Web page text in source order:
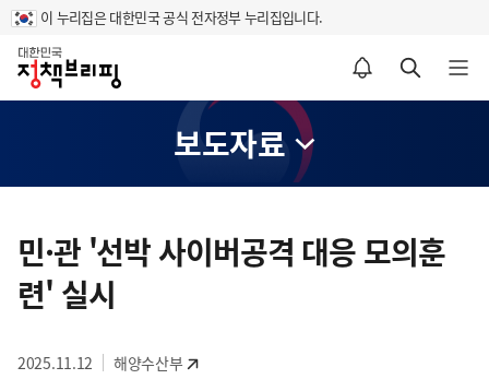
이 누리집은 대한민국 공식 전자정부 누리집입니다.
홈
알림설정 바로가기 검색 바로가기 메뉴 열기
보도자료
텐
츠
영
민·관 '선박 사이버공격 대응 모의훈
련' 실시
2025.11.12 해양수산부